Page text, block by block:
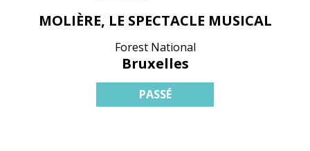
MOLIÈRE, LE SPECTACLE MUSICAL
Forest National
Bruxelles
PASSÉ